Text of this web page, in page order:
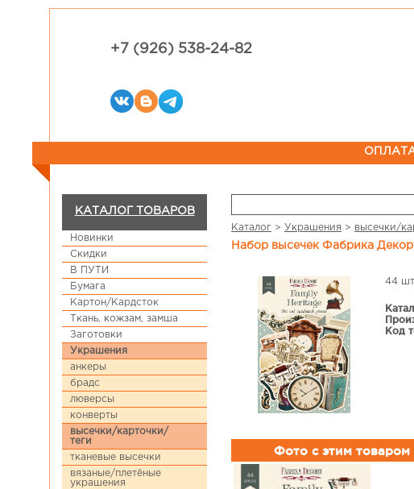
+7 (926) 538-24-82
КАТАЛОГ ТОВАРОВ
Новинки
Скидки
В ПУТИ
Бумага
Картон/Кардсток
Ткань, кожзам, замша
Заготовки
Украшения
анкеры
брадс
люверсы
конверты
высечки/карточки/
теги
тканевые высечки
вязаные/плетёные
украшения
Каталог > Украшения > высечки/
Набор высечек Фабрика
44 шт
Код
Фото с этим товаром